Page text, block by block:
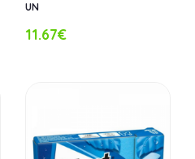
UN
11.67€